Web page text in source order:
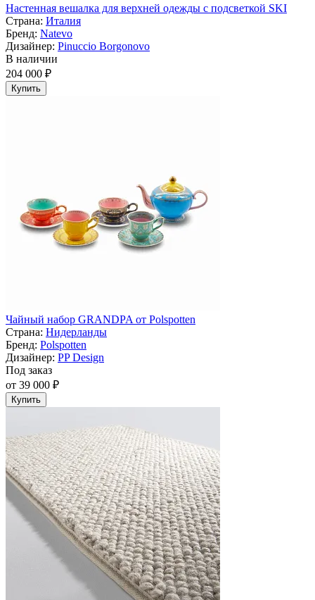
Настенная вешалка для верхней одежды с подсветкой SKI
Страна: Италия
Бренд: Natevo
Дизайнер: Pinuccio Borgonovo
В наличии
204 000 ₽
Купить
Чайный набор GRANDPA от Polspotten
Страна: Нидерланды
Бренд: Polspotten
Дизайнер: PP Design
Под заказ
от 39 000 ₽
Купить